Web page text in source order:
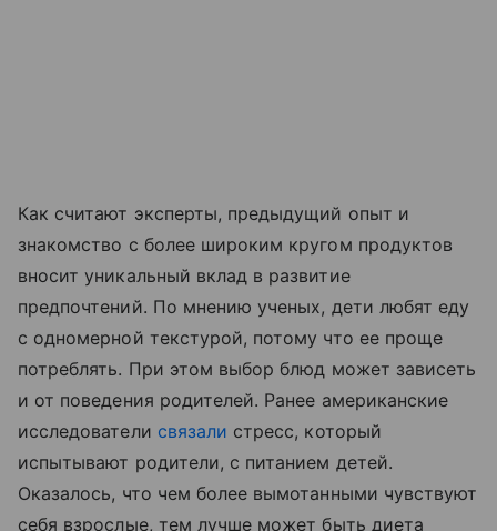
Как считают эксперты, предыдущий опыт и
знакомство с более широким кругом продуктов
вносит уникальный вклад в развитие
предпочтений. По мнению ученых, дети любят еду
с одномерной текстурой, потому что ее проще
потреблять. При этом выбор блюд может зависеть
и от поведения родителей. Ранее американские
исследователи связали стресс, который
испытывают родители, с питанием детей.
Оказалось, что чем более вымотанными чувствуют
себя взрослые, тем лучше может быть диета